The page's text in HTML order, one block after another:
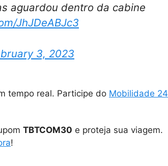
aguardou dentro da cabine
JhJDeABJc3
3, 2023
tempo real. Participe do Mobilidade 24
TBTCOM30 e proteja sua viagem.
!